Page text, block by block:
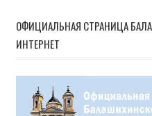
по
записям
ОФИЦИАЛЬНАЯ СТРАНИЦА
ИНТЕРНЕТ